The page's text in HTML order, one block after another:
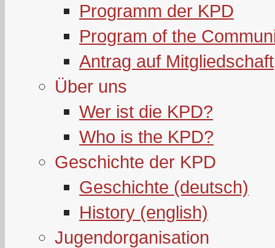
Programm der KPD
Program of the
Antrag auf Mitgliedschaft
Über uns
Wer ist die KPD?
Who is the KPD?
Geschichte der KPD
Geschichte (deutsch)
History (english)
Jugendorganisation